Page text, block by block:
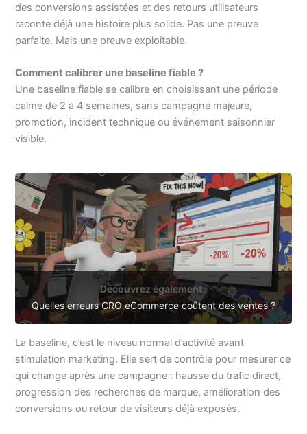
des conversions assistées et des retours utilisateurs
raconte déjà une histoire plus solide. Pas une preuve
parfaite. Mais une preuve exploitable.
Comment calibrer une baseline fiable ?
Une baseline fiable se calibre en choisissant une période
calme de 2 à 4 semaines, sans campagne majeure,
promotion, incident technique ou événement saisonnier
visible.
Découvrez également :
Quelles erreurs CRO eCommerce coûtent des ventes ?
La baseline, c’est le niveau normal d’activité avant
stimulation marketing. Elle sert de contrôle pour mesurer ce
qui change après une campagne : hausse du trafic direct,
progression des recherches de marque, amélioration des
conversions ou retour de visiteurs déjà exposés.